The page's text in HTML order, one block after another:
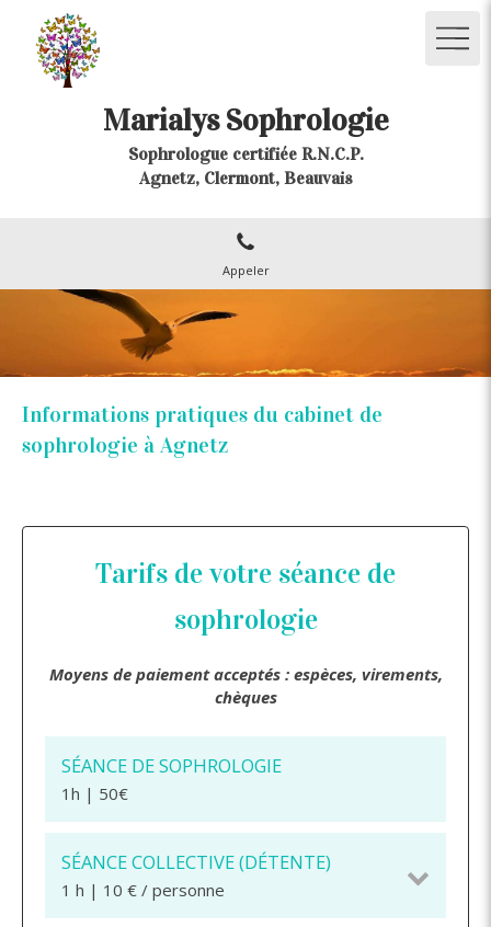
Marialys Sophrologie
Sophrologue certifiée R.N.C.P.
Agnetz, Clermont, Beauvais
Appeler
Informations pratiques du cabinet de
sophrologie à Agnetz
Tarifs de votre séance de
sophrologie
Moyens de paiement acceptés : espèces, virements,
chèques
SÉANCE DE SOPHROLOGIE
1h | 50€
SÉANCE COLLECTIVE (DÉTENTE)
1 h | 10 € / personne